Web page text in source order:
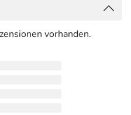
vorhanden.